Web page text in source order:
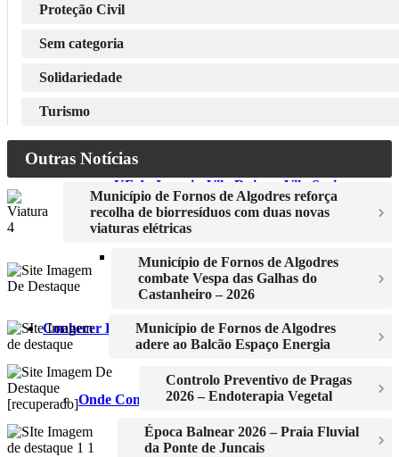
Queiriz
UF de Juncais, Vila Ruiva e Vila Soeiro
UF de Sobral Pichorro e Fuinhas
Conhecer Fornos
Onde Comer
Proteção Civil
Sem categoria
Solidariedade
Turismo
Outras Notícias
Município de Fornos de Algodres reforça
recolha de biorresíduos com duas novas
viaturas elétricas
Município de Fornos de Algodres
combate Vespa das Galhas do
Castanheiro – 2026
Município de Fornos de Algodres
adere ao Balcão Espaço Energia
Controlo Preventivo de Pragas
2026 – Endoterapia Vegetal
Época Balnear 2026 – Praia Fluvial
da Ponte de Juncais